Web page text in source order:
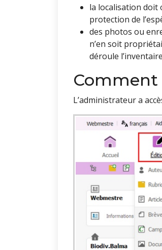
la localisation doit
protection de
des photos ou
n’en soit
déroule
Comment
L’administrateur a